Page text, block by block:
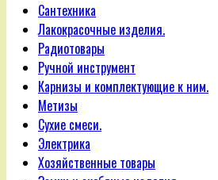
Сантехника
Лакокрасочные изделия.
Радиотовары
Ручной инструмент
Карнизы и комплектующие к ним.
Метизы
Сухие смеси.
Электрика
Хозяйственные товары